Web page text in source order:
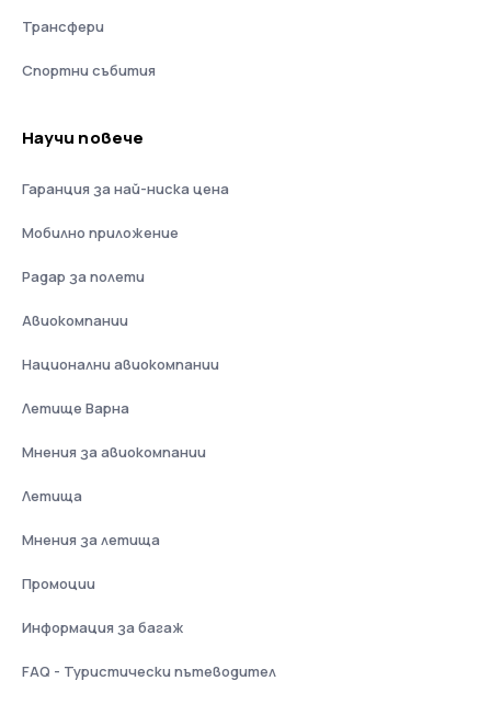
Трансфери
Спортни събития
Научи повече
Гаранция за най-ниска цена
Мобилно приложение
Радар за полети
Авиокомпании
Национални авиокомпании
Летище Варна
Мнения за авиокомпании
Летища
Мнения за летища
Промоции
Информация за багаж
FAQ - Туристически пътеводител